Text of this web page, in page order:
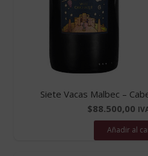
Siete Vacas Malbec –
$88.500,00
Añadir al